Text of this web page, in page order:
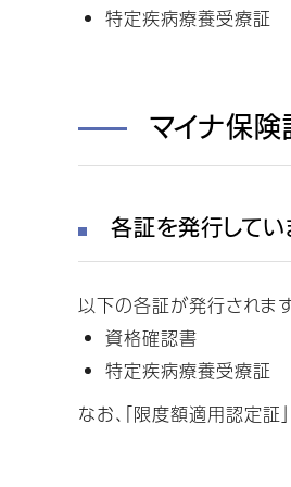
特定疾病療養受療証
マイナ保
各証を発行してい
以下の各証が発行されま
資格確認書
特定疾病療養受療証
なお、「限度額適用認定証